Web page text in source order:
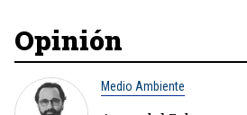
Opinión
Medio Ambiente